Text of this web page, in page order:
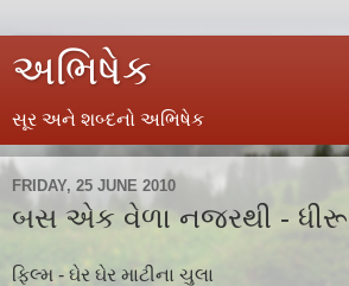
અભિષેક
સૂર અને શબ્દનો અભિષેક
FRIDAY, 25 JUNE 2010
બસ એક વેળા નજરથી -
ફિલ્મ - ઘેર ઘેર માટીના ચુલા